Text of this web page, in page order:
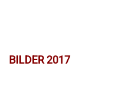
BILDER 2017